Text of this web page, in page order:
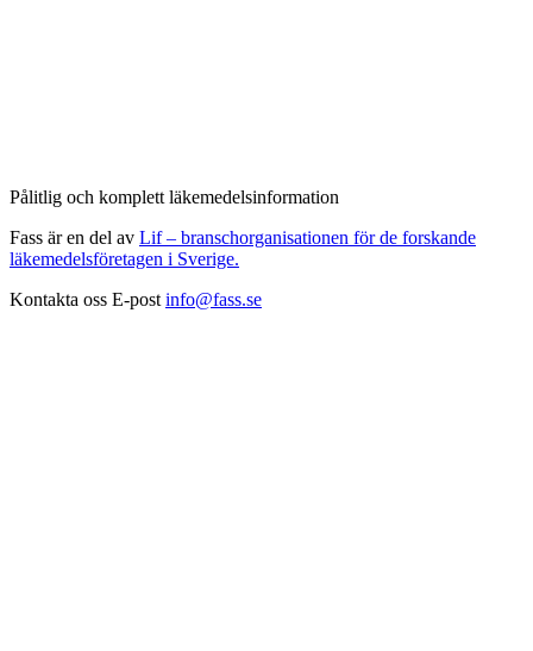
Pålitlig och komplett läkemedelsinformation
Fass är en del av Lif – branschorganisationen för de forskande
läkemedelsföretagen i Sverige.
Kontakta oss E-post info@fass.se